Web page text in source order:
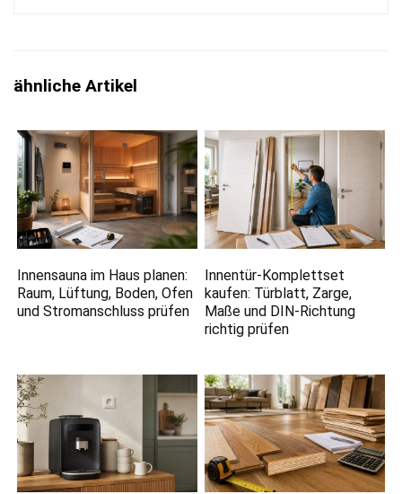
ähnliche Artikel
Innensauna im Haus planen:
Raum, Lüftung, Boden, Ofen
und Stromanschluss prüfen
Innentür-Komplettset
kaufen: Türblatt, Zarge,
Maße und DIN-Richtung
richtig prüfen